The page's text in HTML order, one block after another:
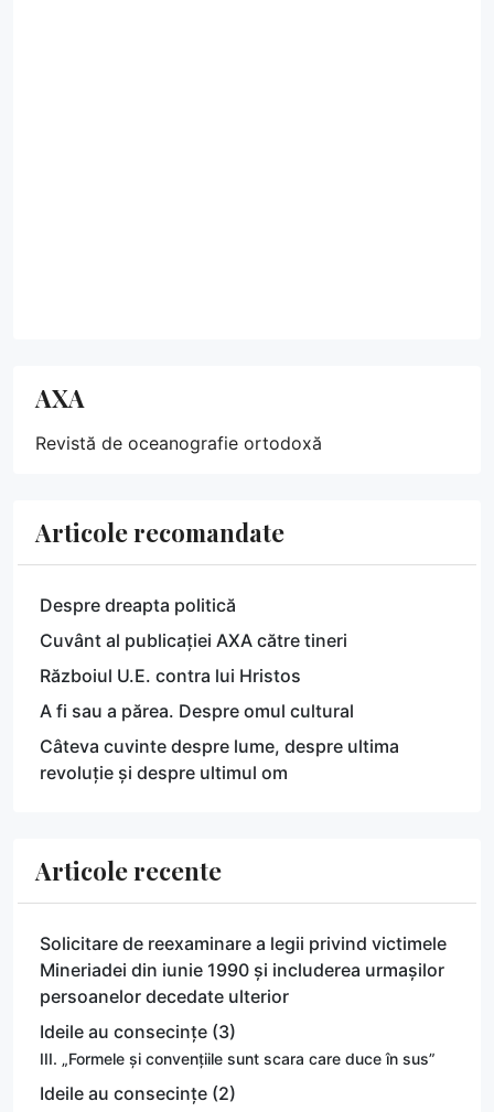
AXA
Revistă de oceanografie ortodoxă
Articole recomandate
Despre dreapta politică
Cuvânt al publicației AXA către tineri
Războiul U.E. contra lui Hristos
A fi sau a părea. Despre omul cultural
Câteva cuvinte despre lume, despre ultima
revoluție și despre ultimul om
Articole recente
Solicitare de reexaminare a legii privind victimele
Mineriadei din iunie 1990 și includerea urmașilor
persoanelor decedate ulterior
Ideile au consecințe (3)
III. „Formele și convențiile sunt scara care duce în sus”
Ideile au consecințe (2)